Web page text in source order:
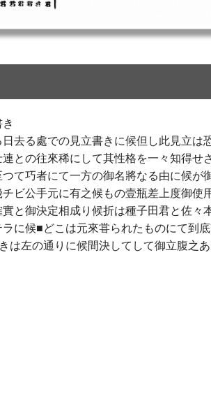
去る處での見立書きに候但し此見立
との往來稀にして其性格を一々知得
て巧者にて一方の御名將なる由に候
ビ公手元に有之候もの壹瓶差上度御
と御決定相成り候折は種子田君と佐
に候■どこは元來甞られたものにて到
は左の通りに候間決してして御立腹之